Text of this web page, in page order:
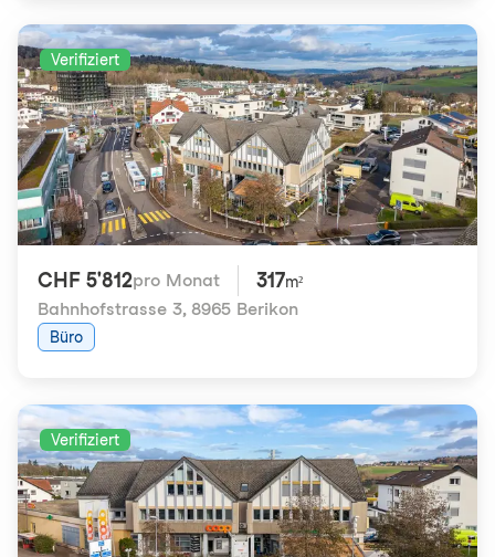
Verifiziert
CHF 5'812pro Monat 317m²
Bahnhofstrasse 3, 8965 Berikon
Büro
Verifiziert